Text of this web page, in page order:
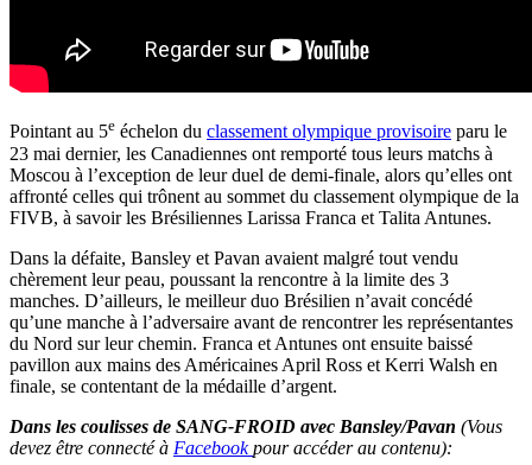
Pointant au 5e échelon du classement olympique provisoire paru le
23 mai dernier, les Canadiennes ont remporté tous leurs matchs à
Moscou à l’exception de leur duel de demi-finale, alors qu’elles ont
affronté celles qui trônent au sommet du classement olympique de la
FIVB, à savoir les Brésiliennes Larissa Franca et Talita Antunes.
Dans la défaite, Bansley et Pavan avaient malgré tout vendu
chèrement leur peau, poussant la rencontre à la limite des 3
manches. D’ailleurs, le meilleur duo Brésilien n’avait concédé
qu’une manche à l’adversaire avant de rencontrer les représentantes
du Nord sur leur chemin. Franca et Antunes ont ensuite baissé
pavillon aux mains des Américaines April Ross et Kerri Walsh en
finale, se contentant de la médaille d’argent.
Dans les coulisses de SANG-FROID avec Bansley/Pavan (Vous
devez être connecté à Facebookpour accéder au contenu):